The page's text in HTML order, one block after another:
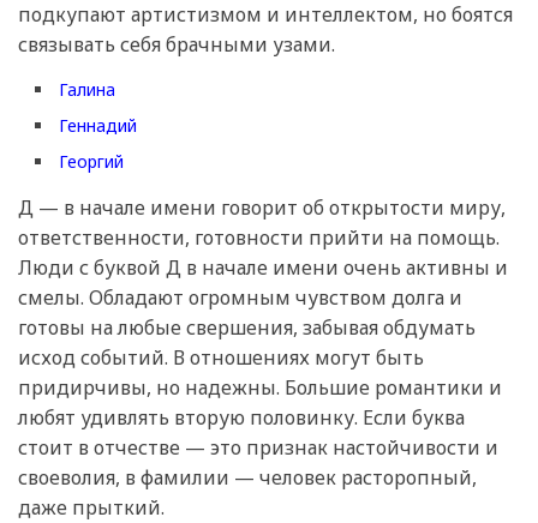
подкупают артистизмом и интеллектом, но боятся
связывать себя брачными узами.
Галина
Геннадий
Георгий
Д — в начале имени говорит об открытости миру,
ответственности, готовности прийти на помощь.
Люди с буквой Д в начале имени очень активны и
смелы. Обладают огромным чувством долга и
готовы на любые свершения, забывая обдумать
исход событий. В отношениях могут быть
придирчивы, но надежны. Большие романтики и
любят удивлять вторую половинку. Если буква
стоит в отчестве — это признак настойчивости и
своеволия, в фамилии — человек расторопный,
даже прыткий.